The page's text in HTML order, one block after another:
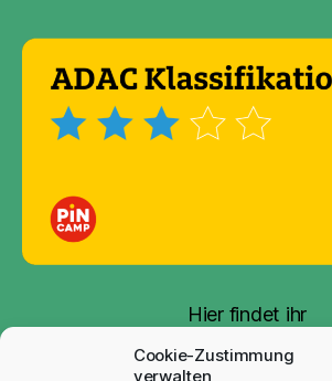
Cookie-Zustimmung
verwalten
Hier findet ihr
unsere
Auszeichnung